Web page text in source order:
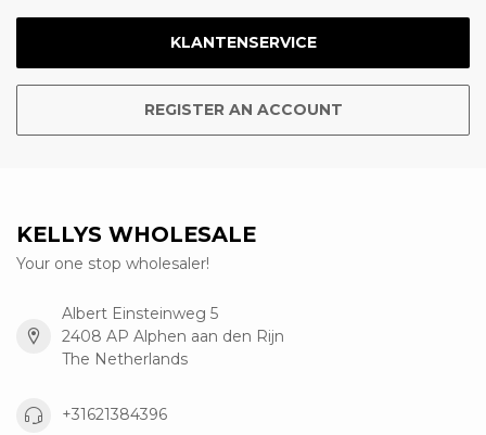
KLANTENSERVICE
REGISTER AN ACCOUNT
KELLYS WHOLESALE
Your one stop wholesaler!
Albert Einsteinweg 5
2408 AP Alphen aan den Rijn
The Netherlands
+31621384396